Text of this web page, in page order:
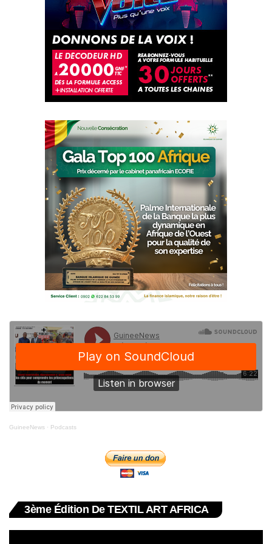
GuineeNews · Podcasts
3ème Édition De TEXTIL ART AFRICA